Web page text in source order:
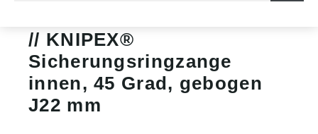
KNIPEX®
Sicherungsringzange
innen, 45 Grad, gebogen
J22 mm